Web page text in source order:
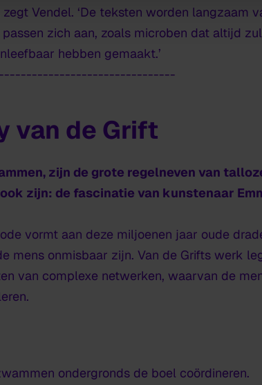
zegt Vendel. ‘De teksten worden langzaam
zich aan, zoals microben dat altijd
hebben gemaakt.’
van de Grift
zijn de grote regelneven van
zijn: de fascinatie van kunstenaar
vormt aan deze miljoenen jaar oude
mens onmisbaar zijn. Van de Grifts werk
van complexe netwerken, waarvan de
ondergronds de boel coördineren.